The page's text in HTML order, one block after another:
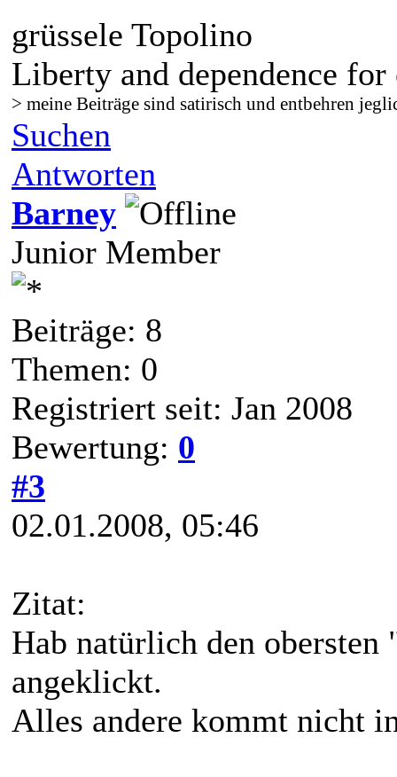
grüssele Topolino
Liberty and dependence for
> meine Beiträge sind satirisch und entbehren
Suchen
Antworten
Barney
Junior Member
Beiträge: 8
Themen: 0
Registriert seit: Jan 2008
Bewertung: 0
#3
02.01.2008, 05:46
Zitat:
Hab natürlich den
angeklickt.
Alles andere kommt nicht